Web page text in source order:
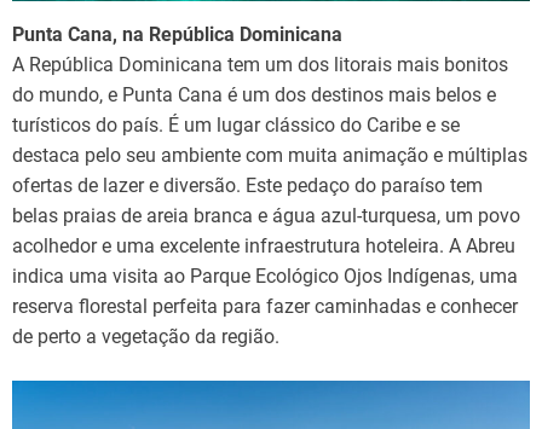
Punta Cana, na República Dominicana
A República Dominicana tem um dos litorais mais bonitos
do mundo, e Punta Cana é um dos destinos mais belos e
turísticos do país. É um lugar clássico do Caribe e se
destaca pelo seu ambiente com muita animação e múltiplas
ofertas de lazer e diversão. Este pedaço do paraíso tem
belas praias de areia branca e água azul-turquesa, um povo
acolhedor e uma excelente infraestrutura hoteleira. A Abreu
indica uma visita ao Parque Ecológico Ojos Indígenas, uma
reserva florestal perfeita para fazer caminhadas e conhecer
de perto a vegetação da região.